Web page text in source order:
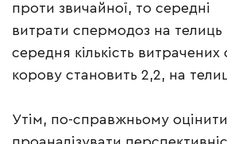
проти звичайної, то середні
витрати спермодоз на
середня кількість
корову становить 2,2, на
Утім, по-справжньому